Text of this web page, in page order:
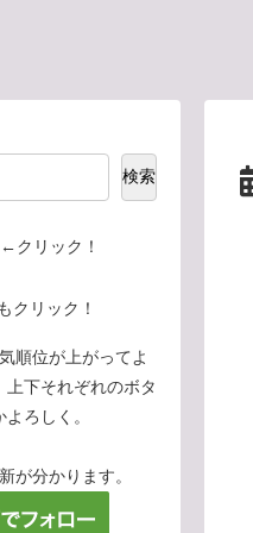
検索
←クリック！
クリック！
順位が上がってよ
上下それぞれのボタ
ろしく。
が分かります。